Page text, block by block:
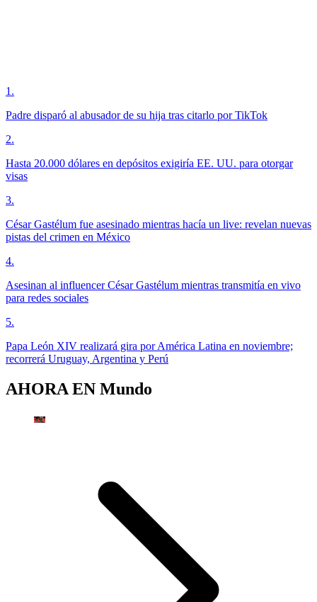
1 .
Padre disparó al abusador de su hija tras citarlo por TikTok
2.
Hasta 20.000 dólares en depósitos exigiría EE. UU. para otorgar
visas
3.
César Gastélum fue asesinado mientras hacía un live: revelan nuevas
pistas del crimen en México
4.
Asesinan al influencer César Gastélum mientras transmitía en vivo
para redes sociales
5.
Papa León XIV realizará gira por América Latina en noviembre;
recorrerá Uruguay, Argentina y Perú
AHORA EN Mundo